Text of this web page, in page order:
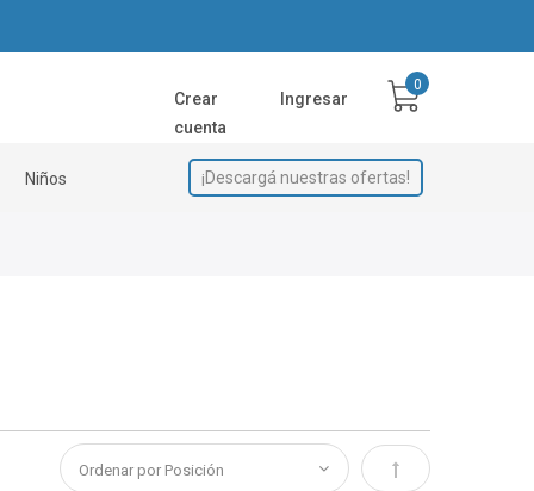
Crear
cuenta
Ingresar
Niños ¡Descargá nuestras ofertas!
Establecer